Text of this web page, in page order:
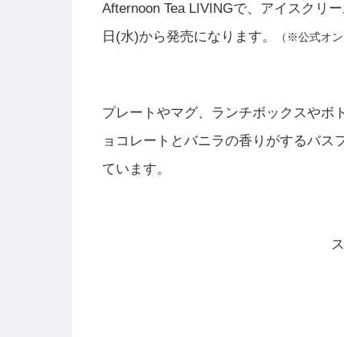
Afternoon Tea LIVINGで、アイスクリ
日(水)から発売になります。
（※公式オ
プレートやマグ、ランチボックスやボ
ョコレートとバニラの香りがするバス
ています。